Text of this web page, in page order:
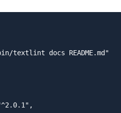
textlint docs README.md"